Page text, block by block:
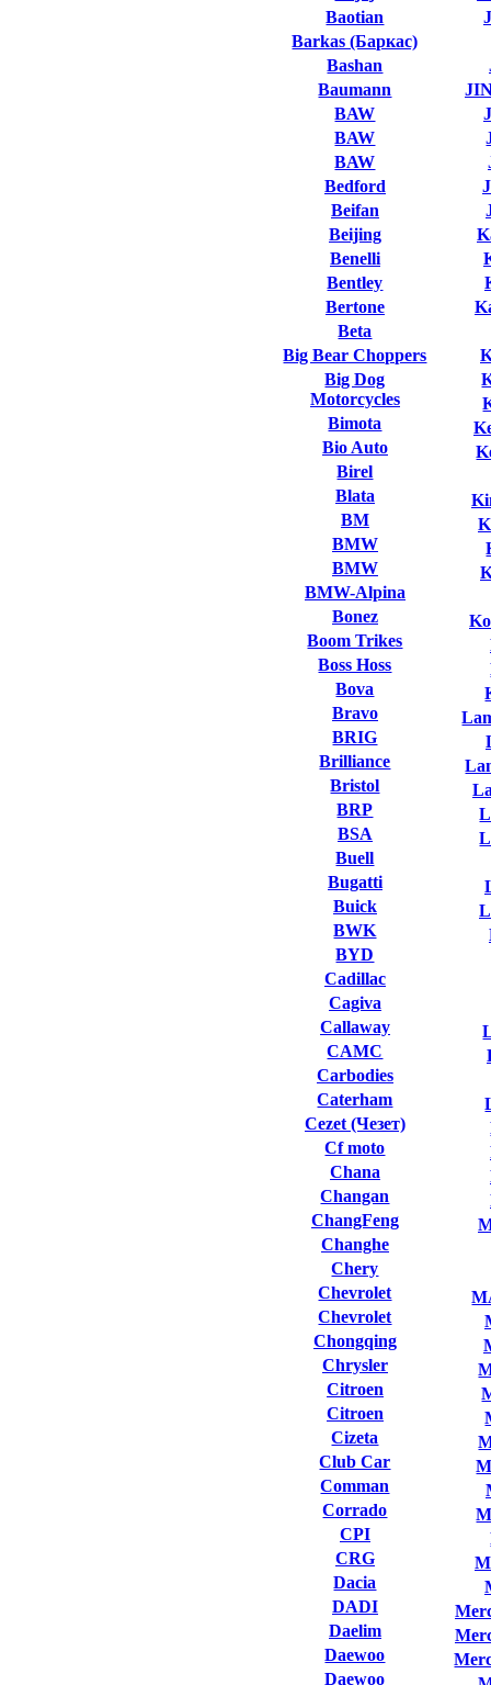
Baotian
Barkas (Баркас)
Bashan
Baumann
BAW
BAW
BAW
Bedford
Beifan
Beijing
Benelli
Bentley
Bertone
Beta
Big Bear Choppers
Big Dog
Motorcycles
Bimota
Bio Auto
Birel
Blata
BM
BMW
BMW
BMW-Alpina
Bonez
Boom Trikes
Boss Hoss
Bova
Bravo
BRIG
Brilliance
Bristol
BRP
BSA
Buell
Bugatti
Buick
BWK
BYD
Cadillac
Cagiva
Callaway
CAMC
Carbodies
Caterham
Cezet (Чезет)
Cf moto
Chana
Changan
ChangFeng
Changhe
Chery
Chevrolet
Chevrolet
Chongqing
Chrysler
Citroen
Citroen
Cizeta
Club Сar
Comman
Corrado
CPI
CRG
Dacia
DADI
Daelim
Daewoo
Daewoo